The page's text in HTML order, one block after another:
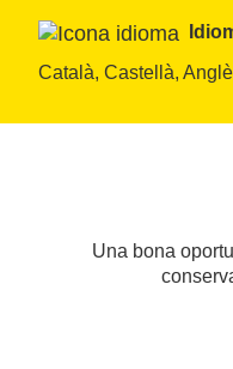
Català, Castellà,
Una bona